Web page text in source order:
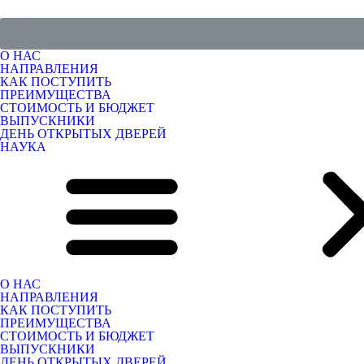
О НАС
НАПРАВЛЕНИЯ
КАК ПОСТУПИТЬ
ПРЕИМУЩЕСТВА
СТОИМОСТЬ И БЮДЖЕТ
ВЫПУСКНИКИ
ДЕНЬ ОТКРЫТЫХ ДВЕРЕЙ
НАУКА
О НАС
НАПРАВЛЕНИЯ
КАК ПОСТУПИТЬ
ПРЕИМУЩЕСТВА
СТОИМОСТЬ И БЮДЖЕТ
ВЫПУСКНИКИ